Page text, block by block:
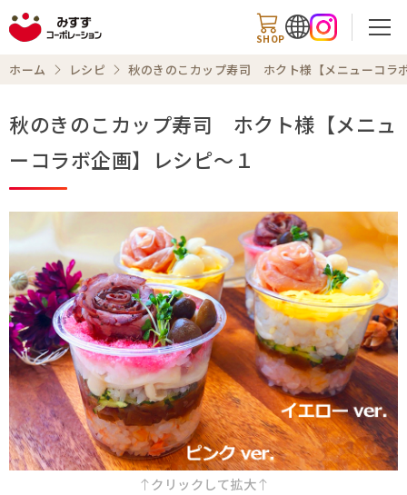
SHOP
商品情報
知る・楽しむ
レシピ
お知らせ
企業情報
採用情報
ホーム レシピ 秋のきのこカップ寿司 ホクト様【メニューコラ
秋のきのこカップ寿司 ホクト様【メニュ
ーコラボ企画】レシピ～１
クリックして拡大